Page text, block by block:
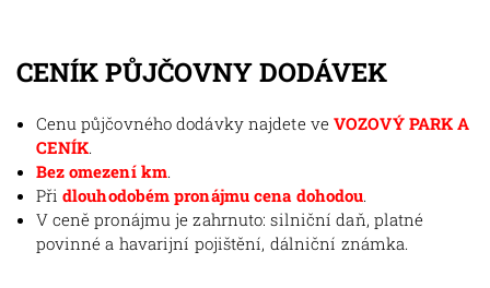
CENÍK PŮJČOVNY DODÁVEK
Cenu půjčovného dodávky najdete veVOZOVÝ PARK A
CENÍK.
Bez omezení km.
Při dlouhodobém pronájmu cena dohodou.
V ceně pronájmu je zahrnuto: silniční daň, platné
povinné a havarijní pojištění, dálniční známka.